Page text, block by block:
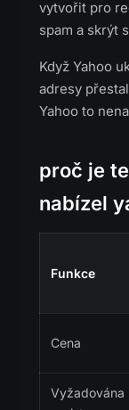
vytvořit pro
spam a skrýt
Když Yahoo
adresy
Yahoo to
proč je
nabízel
Funkce
Cena
Vyžadována